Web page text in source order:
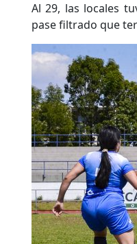
Al 29, las locales
pase filtrado que